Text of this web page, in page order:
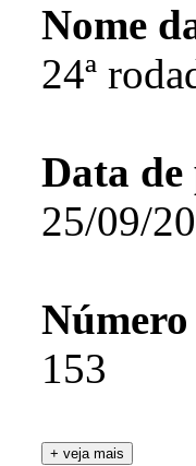
Nome
24ª
Data de
25/09/
153